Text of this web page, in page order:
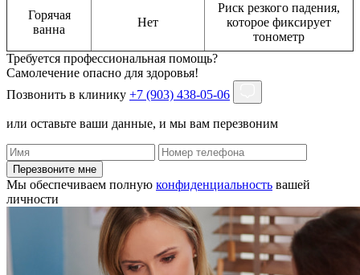
Горячая
ванна
Нет
Риск резкого падения,
которое фиксирует
тонометр
Требуется профессиональная помощь?
Самолечение опасно для здоровья!
Позвонить в клинику +7 (903) 438-05-06
или оставьте ваши данные, и мы вам перезвоним
Перезвоните мне
Мы обеспечиваем полную конфиденциальность вашей
личности